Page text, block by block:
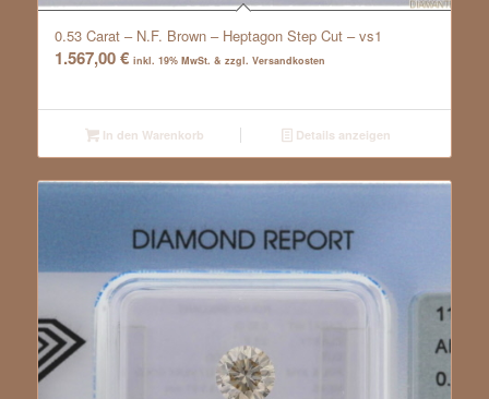
0.53 Carat – N.F. Brown – Heptagon Step Cut – vs1
1.567,00€ inkl. 19% MwSt. & zzgl. Versandkosten
In den Warenkorb Details anzeigen